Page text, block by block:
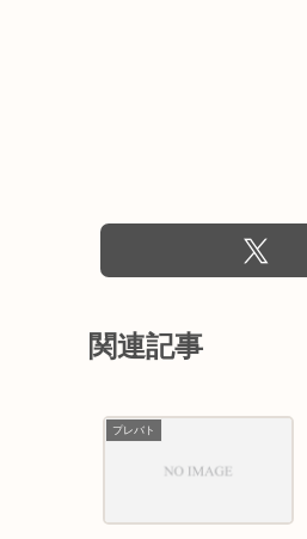
関連記事
プレバト